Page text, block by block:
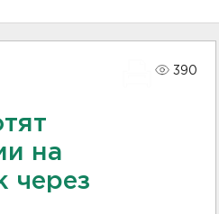
390
на
через